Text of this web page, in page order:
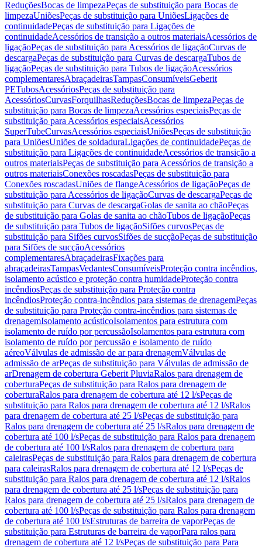
ReduçõesBocas de limpezaPeças de substituição para Bocas de
limpezaUniõesPeças de substituição para UniõesLigações de
continuidadePeças de substituição para Ligações de
continuidadeAcessórios de transição a outros materiaisAcessórios de
ligaçãoPeças de substituição para Acessórios de ligaçãoCurvas de
descargaPeças de substituição para Curvas de descargaTubos de
ligaçãoPeças de substituição para Tubos de ligaçãoAcessórios
complementaresAbraçadeirasTampasConsumíveisGeberit
PETubosAcessóriosPeças de substituição para
AcessóriosCurvasForquilhasReduçõesBocas de limpezaPeças de
substituição para Bocas de limpezaAcessórios especiaisPeças de
substituição para Acessórios especiaisAcessórios
SuperTubeCurvasAcessórios especiaisUniõesPeças de substituição
para UniõesUniões de soldaduraLigações de continuidadePeças de
substituição para Ligações de continuidadeAcessórios de transição a
outros materiaisPeças de substituição para Acessórios de transição a
outros materiaisConexões roscadasPeças de substituição para
Conexões roscadasUniões de flangeAcessórios de ligaçãoPeças de
substituição para Acessórios de ligaçãoCurvas de descargaPeças de
substituição para Curvas de descargaGolas de sanita ao chãoPeças
de substituição para Golas de sanita ao chãoTubos de ligaçãoPeças
de substituição para Tubos de ligaçãoSifões curvosPeças de
substituição para Sifões curvosSifões de sucçãoPeças de substituição
para Sifões de sucçãoAcessórios
complementaresAbraçadeirasFixações para
abraçadeirasTampasVedantesConsumíveisProteção contra incêndios,
isolamento acústico e proteção contra humidadeProteção contra
incêndiosPeças de substituição para Proteção contra
incêndiosProteção contra-incêndios para sistemas de drenagemPeças
de substituição para Proteção contra-incêndios para sistemas de
drenagemIsolamento acústicoIsolamentos para estrutura com
isolamento de ruído por percussãoIsolamentos para estrutura com
isolamento de ruído por percussão e isolamento de ruído
aéreoVálvulas de admissão de ar para drenagemVálvulas de
admissão de arPeças de substituição para Válvulas de admissão de
arDrenagem de cobertura Geberit PluviaRalos para drenagem de
coberturaPeças de substituição para Ralos para drenagem de
coberturaRalos para drenagem de cobertura até 12 l/sPeças de
substituição para Ralos para drenagem de cobertura até 12 l/sRalos
para drenagem de cobertura até 25 l/sPeças de substituição para
Ralos para drenagem de cobertura até 25 l/sRalos para drenagem de
cobertura até 100 l/sPeças de substituição para Ralos para drenagem
de cobertura até 100 l/sRalos para drenagem de cobertura para
caleirasPeças de substituição para Ralos para drenagem de cobertura
para caleirasRalos para drenagem de cobertura até 12 l/sPeças de
substituição para Ralos para drenagem de cobertura até 12 l/sRalos
para drenagem de cobertura até 25 l/sPeças de substituição para
Ralos para drenagem de cobertura até 25 l/sRalos para drenagem de
cobertura até 100 l/sPeças de substituição para Ralos para drenagem
de cobertura até 100 l/sEstruturas de barreira de vaporPeças de
substituição para Estruturas de barreira de vaporPara ralos para
drenagem de cobertura até 12 l/sPeças de substituição para Para